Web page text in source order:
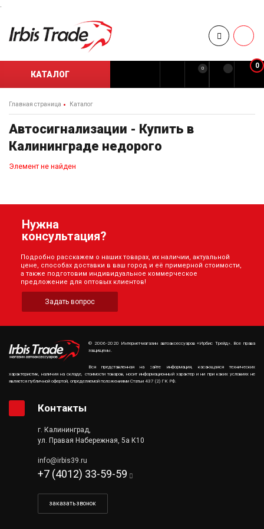
.
КАТАЛОГ
0 0
Главная страница Каталог
Автосигнализации - Купить в
Калининграде недорого
Элемент не найден
Нужна
консультация?
Подробно расскажем о наших товарах, их наличии, актуальной
цене, способах доставки в ваш город и её примерной стоимости,
а также подготовим индивидуальное коммерческое
предложение для оптовых клиентов!
Задать вопрос
© 2006-2020 Интернет-магазин автоаксессуаров «Ирбис Трейд». Все права
защищены.
Вся представленная на сайте информация, касающаяся технических
характеристик, наличия на складе, стоимости товаров, носит информационный характер и ни при каких условиях не
является публичной офертой, определяемой положениями Статьи 437 (2) ГК РФ.
Контакты
г. Калининград,
ул. Правая Набережная, 5а К10
info@irbis39.ru
+7 (4012) 33-59-59
заказать звонок